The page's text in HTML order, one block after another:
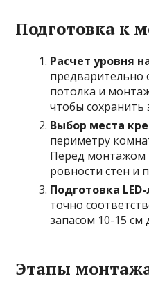
Подготовка к
Расчет уровня
предварительно
потолка и
чтобы сохранить
Выбор места
периметру
Перед монтажом
ровности стен и
Подготовка
точно
запасом 10-15 см
Этапы